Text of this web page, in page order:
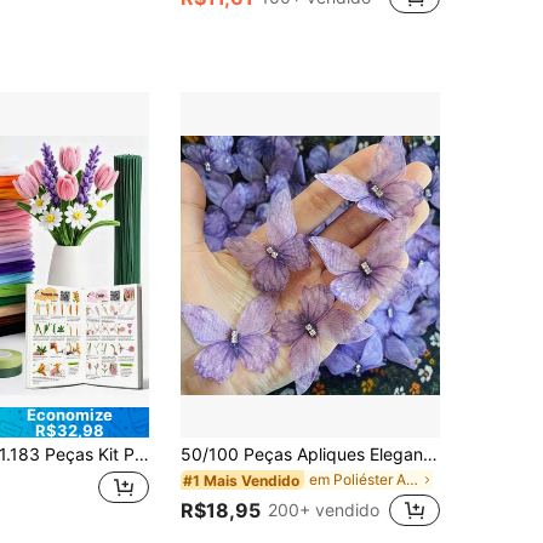
Economize
R$32,98
1.183 Peças Kit Premium para Fazer Flores com Hastes de Chenille, com Livreto Tutorial, 16 Cores Cuidadosamente Selecionadas de Limpadores de Cachimbo, Arame para Haste Floral, Estames Florais, Livreto Tutorial e Fita Floral, Decoração de Buquê de Flores Feito à Mão, Presente Perfeito para Natal, Dia dos Namorados, Dia das Mães, Formatura 50/100 Peças Apliques Elegantes e Coloridos de Borboleta, Patches de Tecido Feitos à Mão em 3D, Design de Tule de Dupla Camada Delicado e Leve, Adequado para Presilhas de Cabelo DIY, Adereços de Cabeça, Vestidos de Noiva, Acessórios de Roupas, Embalagem de Buquês e Fabricação de Joias
#1 Mais Vendido em Poliéster Aparar
R$18,95 200+ vendido